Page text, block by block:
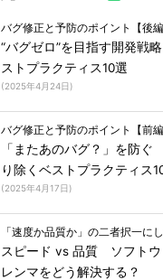
バグ修正と予防のポイント【後編
“バグゼロ”を目指す開発戦
ストプラクティス10選
(2025年4月24日)
バグ修正と予防のポイント【前編
「またあのバグ？」を防
り除くベストプラクティス
(2025年4月17日)
「速度か品質か」の二者択一に
スピード vs 品質 ソフトウ
レンマをどう解決する？